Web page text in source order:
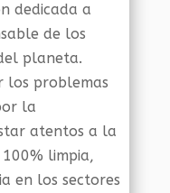
dedicada a
de los
planeta.
los problemas
la
atentos a la
limpia,
en los sectores